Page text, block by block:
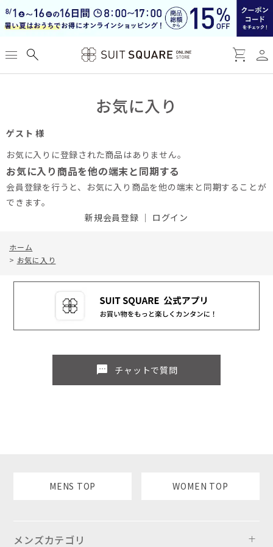
menu search shopping_cart person
お気に入り
ゲスト 様
お気に入りに登録された商品はありません。
お気に入り商品を他の端末と同期する
会員登録を行うと、お気に入り商品を他の端末と同期することが
できます。
新規会員登録 ｜ ログイン
ホーム
> お気に入り
sms チャットで質問
MENS TOP WOMEN TOP
メンズカテゴリ